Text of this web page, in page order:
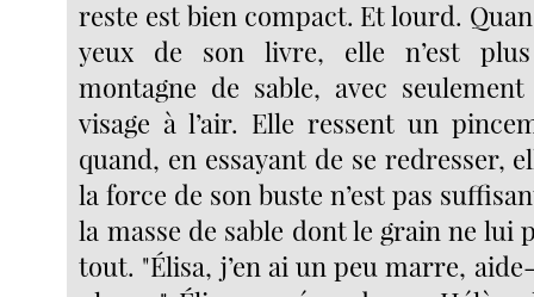
reste est bien compact. Et lourd.
yeux de son livre, elle n’est plus
montagne de sable, avec
visage à l’air. Elle ressent un
quand, en essayant de se redresser,
la force de son buste n’est pas
la masse de sable dont le grain ne lui
tout. "Élisa, j’en ai un peu marre,